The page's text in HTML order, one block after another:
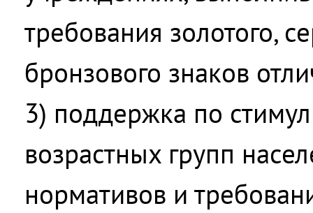
требования золотого,
бронзового знаков
3) поддержка по
возрастных групп
нормативов и